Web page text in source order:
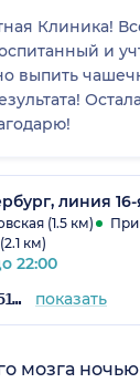
Клиника!
и
выпить
линия 16-
(1.5 км)
км)
22:00
+7 (812) 603-51-65 показать
мозга